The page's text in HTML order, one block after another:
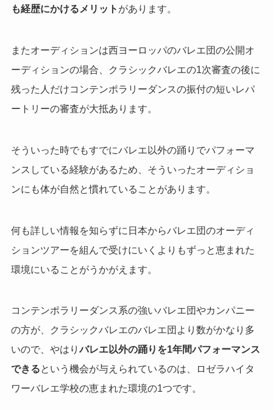
も経歴にかけるメリット があります。
またオーディションは西ヨーロッパのバレエ団の公開オ
ーディションの場合、クラシックバレエの1次審査の後に
残った人だけコンテンポラリーダンスの振付の短いレパ
ートリーの審査が大抵あります。
そういった時でもすでにバレエ以外の踊りでパフォーマ
ンスしている経験があるため、そういったオーディショ
ンにも体が自然と慣れていることがあります。
何も詳しい情報を知らずに日本からバレエ団のオーディ
ションツアーを組んで受けにいくよりもずっと恵まれた
環境にいることがうかがえます。
コンテンポラリーダンス系の強いバレエ団やカンパニー
の方が、クラシックバレエのバレエ団より数がかなり多
いので、やはりバレエ以外の踊りを1年間パフォーマンス
できるという機会が与えられているのは、ロゼラハイタ
ワーバレエ学校の恵まれた環境の1つです。